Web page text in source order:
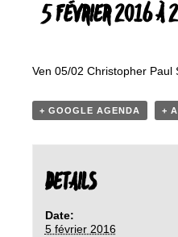
5 FÉVRIER 2016 À
Ven 05/02 Christopher Paul
+ GOOGLE AGENDA +
DETAILS
Date:
5 février 2016